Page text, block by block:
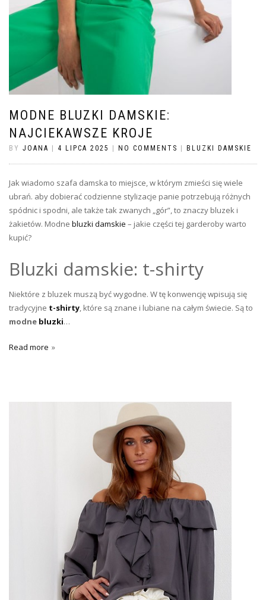
MODNE BLUZKI DAMSKIE:
NAJCIEKAWSZE KROJE
BY JOANA | 4 LIPCA 2025 | NO COMMENTS | BLUZKI DAMSKIE
Jak wiadomo szafa damska to miejsce, w którym zmieści się wiele
ubrań. aby dobierać codzienne stylizacje panie potrzebują różnych
spódnic i spodni, ale także tak zwanych „gór”, to znaczy bluzek i
żakietów. Modne bluzki damskie – jakie części tej garderoby warto
kupić?
Bluzki damskie: t-shirty
Niektóre z bluzek muszą być wygodne. W tę konwencję wpisują się
tradycyjne t-shirty, które są znane i lubiane na całym świecie. Są to
modne bluzki…
Read more